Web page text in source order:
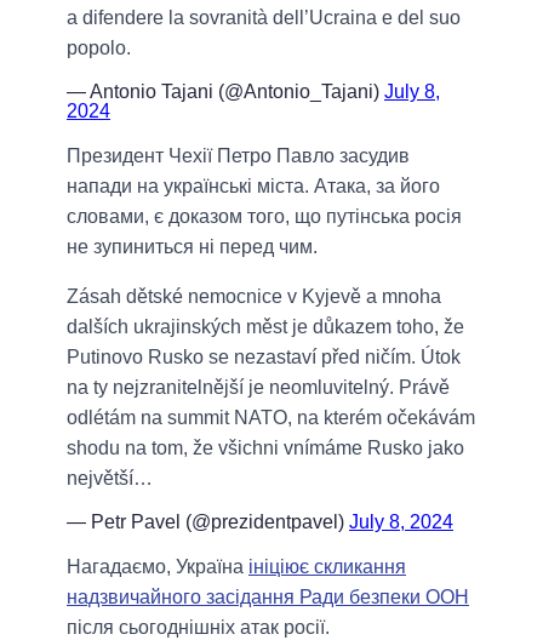
a difendere la sovranità dell’Ucraina e del suo
popolo.
— Antonio Tajani (@Antonio_Tajani) July 8,
2024
Президент Чехії Петро Павло засудив
напади на українські міста. Атака, за його
словами, є доказом того, що путінська росія
не зупиниться ні перед чим.
Zásah dětské nemocnice v Kyjevě a mnoha
dalších ukrajinských měst je důkazem toho, že
Putinovo Rusko se nezastaví před ničím. Útok
na ty nejzranitelnější je neomluvitelný. Právě
odlétám na summit NATO, na kterém očekávám
shodu na tom, že všichni vnímáme Rusko jako
největší…
— Petr Pavel (@prezidentpavel) July 8, 2024
Нагадаємо, Україна ініціює скликання
надзвичайного засідання Ради безпеки ООН
після сьогоднішніх атак росії.